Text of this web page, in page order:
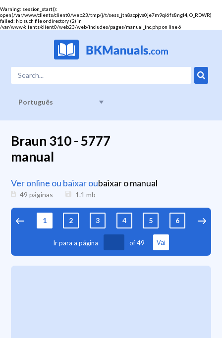
Warning: session_start():
open(/var/www/clients/client0/web23/tmp/j/t/sess_jtn8acpjvs0je7m9qi6fs8ngl4, O_RDWR)
failed: No such file or directory (2) in
/var/www/clients/client0/web23/web/includes/pages/manual_inc.phpon line6
Português
Braun 310 - 5777
manual
Ver online ou baixar oubaixar o manual
49 páginas 1.1 mb
1 2 3 4 5 6 7
Ir para a página of49 Vai